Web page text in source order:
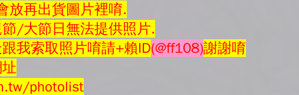
放再出貨圖片裡唷.
/大節日無法提供照片.
我索取照片唷請+賴ID(@ff108)謝謝唷
photolist